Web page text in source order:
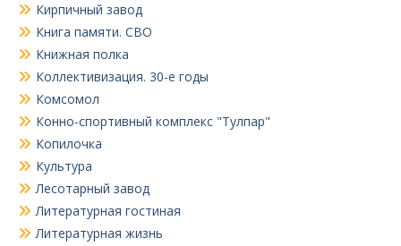
Кирпичный завод
Книга памяти. СВО
Книжная полка
Коллективизация. 30-е годы
Комсомол
Конно-спортивный комплекс "Тулпар"
Копилочка
Культура
Лесотарный завод
Литературная гостиная
Литературная жизнь